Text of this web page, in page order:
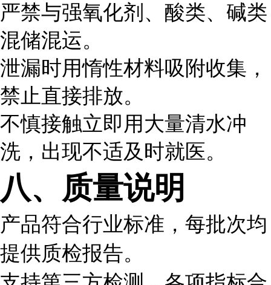
严禁与强氧化剂、酸类、碱类
混储混运。
泄漏时用惰性材料吸附收集，
禁止直接排放。
不慎接触立即用大量清水冲
洗，出现不适及时就医。
八、质量说明
产品符合行业标准，每批次均
提供质检报告。